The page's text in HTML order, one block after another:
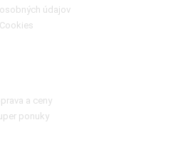
údajov
Cookies
a ceny
ponuky